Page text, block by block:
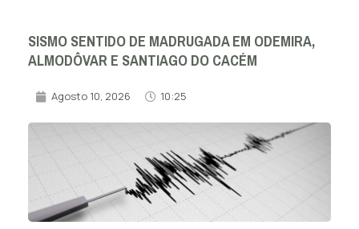
SISMO SENTIDO DE MADRUGADA EM ODEMIRA,
ALMODÔVAR E SANTIAGO DO CACÉM
Agosto 10, 2026 10:25